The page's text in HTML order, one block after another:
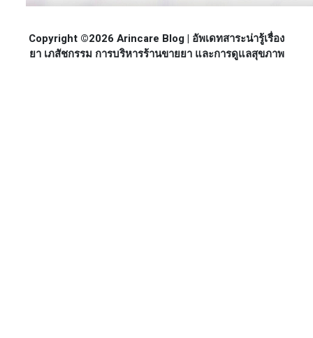
Copyright ©2026 Arincare Blog | อัพเดทสาระน่ารู้เรื่อง
ยา เภสัชกรรม การบริหารร้านขายยา และการดูแลสุขภาพ